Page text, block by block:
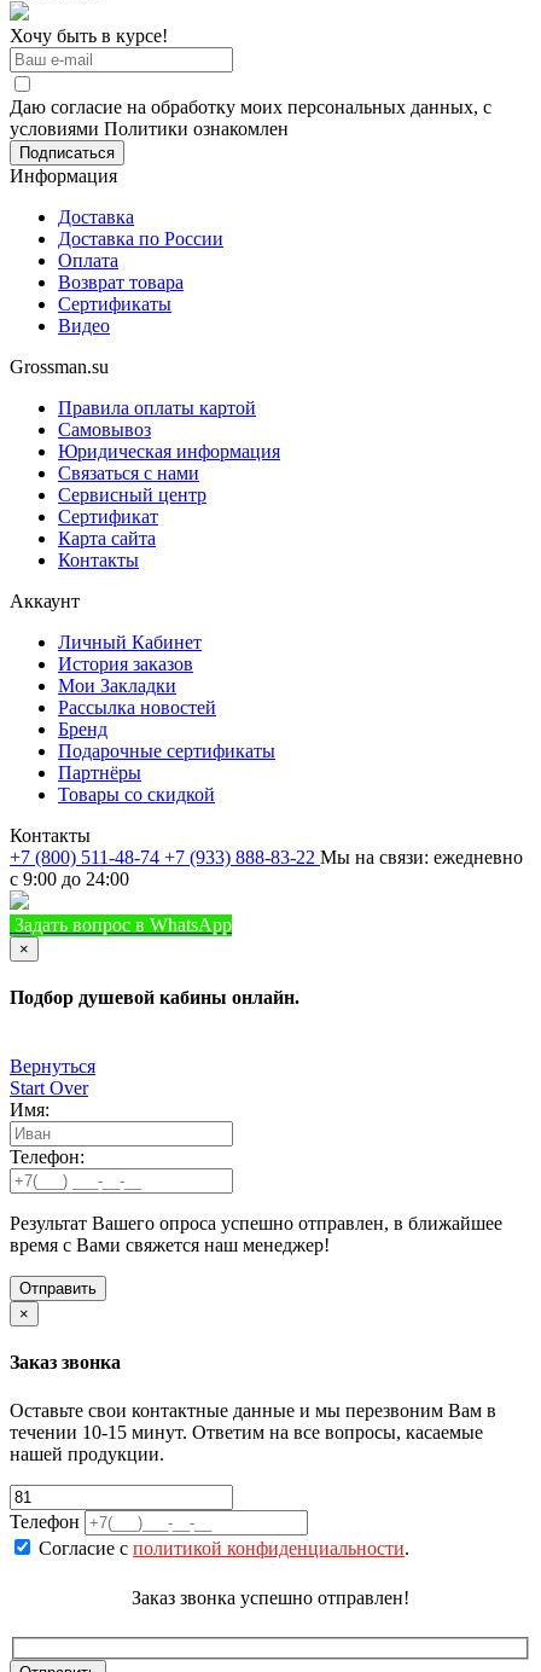
Хочу быть в курсе!
Даю согласие на обработку моих персональных данных, с
условиями Политики ознакомлен
Информация
Доставка
Доставка по России
Оплата
Возврат товара
Сертификаты
Видео
Grossman.su
Правила оплаты картой
Самовывоз
Юридическая информация
Связаться с нами
Сервисный центр
Сертификат
Карта сайта
Контакты
Аккаунт
Личный Кабинет
История заказов
Мои Закладки
Рассылка новостей
Бренд
Подарочные сертификаты
Партнёры
Товары со скидкой
Контакты
+7 (800) 511-48-74 +7 (933) 888-83-22 Мы на связи: ежедневно
с 9:00 до 24:00
Задать вопрос в WhatsApp
×
Подбор душевой кабины онлайн.
Вернуться
Start Over
Имя:
Телефон:
Результат Вашего опроса успешно отправлен, в ближайшее
время с Вами свяжется наш менеджер!
×
Заказ звонка
Оставьте свои контактные данные и мы перезвоним Вам в
течении 10-15 минут. Ответим на все вопросы, касаемые
нашей продукции.
Телефон
Согласие с политикой конфиденциальности.
Заказ звонка успешно отправлен!